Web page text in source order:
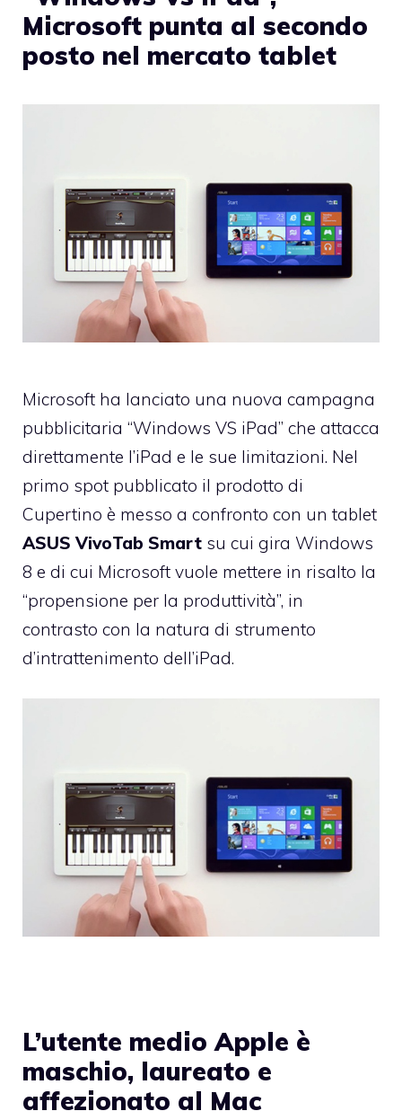
Microsoft punta al secondo
posto nel mercato tablet
Microsoft ha lanciato una nuova campagna
pubblicitaria “Windows VS iPad” che attacca
direttamente l’iPad e le sue limitazioni. Nel
primo spot pubblicato il prodotto di
Cupertino è messo a confronto con un tablet
ASUS VivoTab Smart su cui gira Windows
8 e di cui Microsoft vuole mettere in risalto la
“propensione per la produttività”, in
contrasto con la natura di strumento
d’intrattenimento dell’iPad.
L’utente medio Apple è
maschio, laureato e
affezionato al Mac